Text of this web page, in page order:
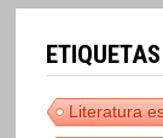
Literatura